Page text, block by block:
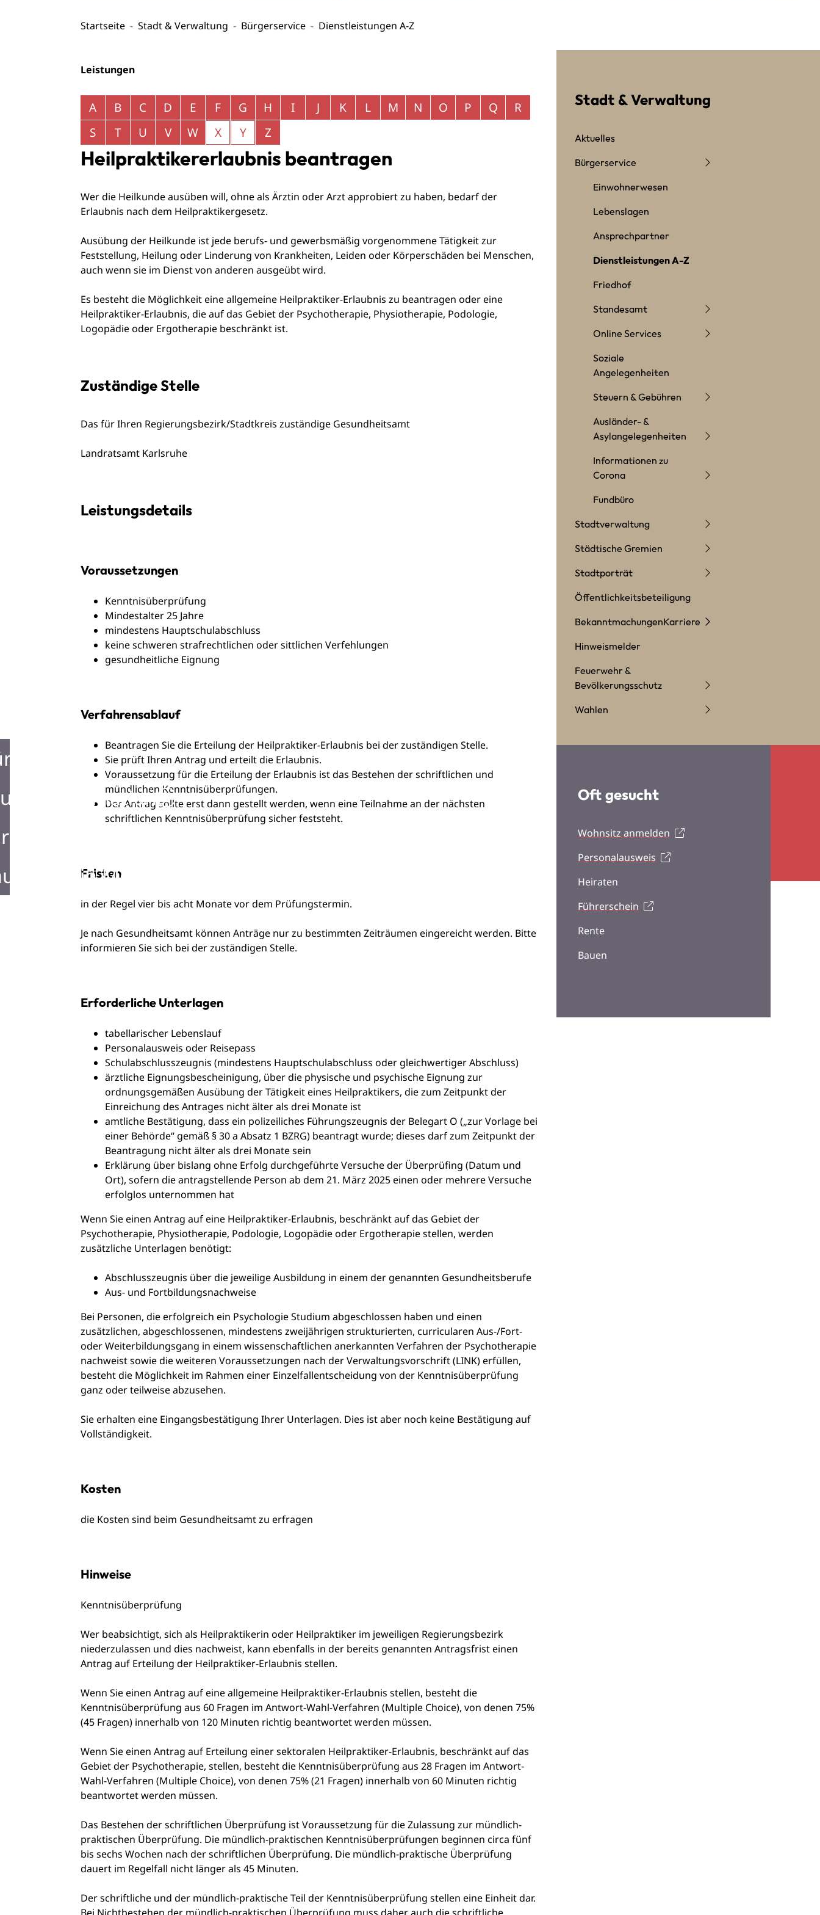
Startseite Stadt & Verwaltung Bürgerservice Dienstleistungen A-Z
Information
in Mosbach
in Mosbach
Leistungen
Alphabetisches Register überspringen
A B C D E F G H I J K L M N O P Q
R
S
T U V W X Y Z
Heilpraktikererlaubnis beantragen
Wer die Heilkunde ausüben will, ohne als Ärztin oder Arzt approbiert zu haben, bedarf der
Erlaubnis nach dem Heilpraktikergesetz.
Ausübung der Heilkunde ist jede berufs- und gewerbsmäßig vorgenommene Tätigkeit zur
Feststellung, Heilung oder Linderung von Krankheiten, Leiden oder Körperschäden bei Menschen,
auch wenn sie im Dienst von anderen ausgeübt wird.
Es besteht die Möglichkeit eine allgemeine Heilpraktiker-Erlaubnis zu beantragen oder eine
Heilpraktiker-Erlaubnis, die auf das Gebiet der Psychotherapie, Physiotherapie, Podologie,
Logopädie oder Ergotherapie beschränkt ist.
Zuständige Stelle
Das für Ihren Regierungsbezirk/Stadtkreis zuständige Gesundheitsamt
Landratsamt Karlsruhe
Leistungsdetails
Voraussetzungen
Kenntnisüberprüfung
Mindestalter 25 Jahre
mindestens Hauptschulabschluss
keine schweren strafrechtlichen oder sittlichen Verfehlungen
gesundheitliche Eignung
Verfahrensablauf
Beantragen Sie die Erteilung der Heilpraktiker-Erlaubnis bei der zuständigen Stelle.
Sie prüft Ihren Antrag und erteilt die Erlaubnis.
Voraussetzung für die Erteilung der Erlaubnis ist das Bestehen der schriftlichen und
mündlichen Kenntnisüberprüfungen.
Der Antrag sollte erst dann gestellt werden, wenn eine Teilnahme an der nächsten
schriftlichen Kenntnisüberprüfung sicher feststeht.
Fristen
in der Regel vier bis acht Monate vor dem Prüfungstermin.
Je nach Gesundheitsamt können Anträge nur zu bestimmten Zeiträumen eingereicht werden. Bitte
informieren Sie sich bei der zuständigen Stelle.
Erforderliche Unterlagen
tabellarischer Lebenslauf
Personalausweis oder Reisepass
Schulabschlusszeugnis (mindestens Hauptschulabschluss oder gleichwertiger Abschluss)
ärztliche Eignungsbescheinigung, über die physische und psychische Eignung zur
ordnungsgemäßen Ausübung der Tätigkeit eines Heilpraktikers, die zum Zeitpunkt der
Einreichung des Antrages nicht älter als drei Monate ist
amtliche Bestätigung, dass ein polizeiliches Führungszeugnis der Belegart O („zur Vorlage bei
einer Behörde“ gemäß § 30 a Absatz 1 BZRG) beantragt wurde; dieses darf zum Zeitpunkt der
Beantragung nicht älter als drei Monate sein
Erklärung über bislang ohne Erfolg durchgeführte Versuche der Überprüfing (Datum und
Ort), sofern die antragstellende Person ab dem 21. März 2025 einen oder mehrere Versuche
erfolglos unternommen hat
Wenn Sie einen Antrag auf eine Heilpraktiker-Erlaubnis, beschränkt auf das Gebiet der
Psychotherapie, Physiotherapie, Podologie, Logopädie oder Ergotherapie stellen, werden
zusätzliche Unterlagen benötigt:
Abschlusszeugnis über die jeweilige Ausbildung in einem der genannten Gesundheitsberufe
Aus- und Fortbildungsnachweise
Bei Personen, die erfolgreich ein Psychologie Studium abgeschlossen haben und einen
zusätzlichen, abgeschlossenen, mindestens zweijährigen strukturierten, curricularen Aus-/Fort-
oder Weiterbildungsgang in einem wissenschaftlichen anerkannten Verfahren der Psychotherapie
nachweist sowie die weiteren Voraussetzungen nach der Verwaltungsvorschrift (LINK) erfüllen,
besteht die Möglichkeit im Rahmen einer Einzelfallentscheidung von der Kenntnisüberprüfung
ganz oder teilweise abzusehen.
Sie erhalten eine Eingangsbestätigung Ihrer Unterlagen. Dies ist aber noch keine Bestätigung auf
Vollständigkeit.
Kosten
die Kosten sind beim Gesundheitsamt zu erfragen
Hinweise
Kenntnisüberprüfung
Wer beabsichtigt, sich als Heilpraktikerin oder Heilpraktiker im jeweiligen Regierungsbezirk
niederzulassen und dies nachweist, kann ebenfalls in der bereits genannten Antragsfrist einen
Antrag auf Erteilung der Heilpraktiker-Erlaubnis stellen.
Wenn Sie einen Antrag auf eine allgemeine Heilpraktiker-Erlaubnis stellen, besteht die
Kenntnisüberprüfung aus 60 Fragen im Antwort-Wahl-Verfahren (Multiple Choice), von denen 75%
(45 Fragen) innerhalb von 120 Minuten richtig beantwortet werden müssen.
Wenn Sie einen Antrag auf Erteilung einer sektoralen Heilpraktiker-Erlaubnis, beschränkt auf das
Gebiet der Psychotherapie, stellen, besteht die Kenntnisüberprüfung aus 28 Fragen im Antwort-
Wahl-Verfahren (Multiple Choice), von denen 75% (21 Fragen) innerhalb von 60 Minuten richtig
beantwortet werden müssen.
Das Bestehen der schriftlichen Überprüfung ist Voraussetzung für die Zulassung zur mündlich-
praktischen Überprüfung. Die mündlich-praktischen Kenntnisüberprüfungen beginnen circa fünf
bis sechs Wochen nach der schriftlichen Überprüfung. Die mündlich-praktische Überprüfung
dauert im Regelfall nicht länger als 45 Minuten.
Der schriftliche und der mündlich-praktische Teil der Kenntnisüberprüfung stellen eine Einheit dar.
Stadt & Verwaltung
Aktuelles
Bürgerservice
Einwohnerwesen
Lebenslagen
Ansprechpartner
Dienstleistungen A-Z
Friedhof
Standesamt
Online Services
Soziale
Angelegenheiten
Steuern & Gebühren
Ausländer- &
Asylangelegenheiten
Informationen zu
Corona
Fundbüro
Stadtverwaltung
Städtische Gremien
Stadtporträt
Öffentlichkeitsbeteiligung
BekanntmachungenKarriere
Hinweismelder
Feuerwehr &
Bevölkerungsschutz
Wahlen
Oft gesucht
Wohnsitz anmelden
Personalausweis
Heiraten
Führerschein
Rente
Bauen